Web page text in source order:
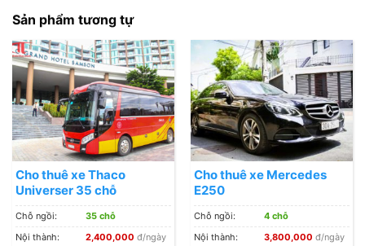
Sản phẩm tương tự
Cho thuê xe Thaco
Universer 35 chỗ
Chỗ ngồi:
35 chỗ
Nội thành:
2,400,000 đ/ngày
Cho thuê xe Mercedes
E250
Chỗ ngồi:
4 chỗ
Nội thành:
3,800,000 đ/ngày